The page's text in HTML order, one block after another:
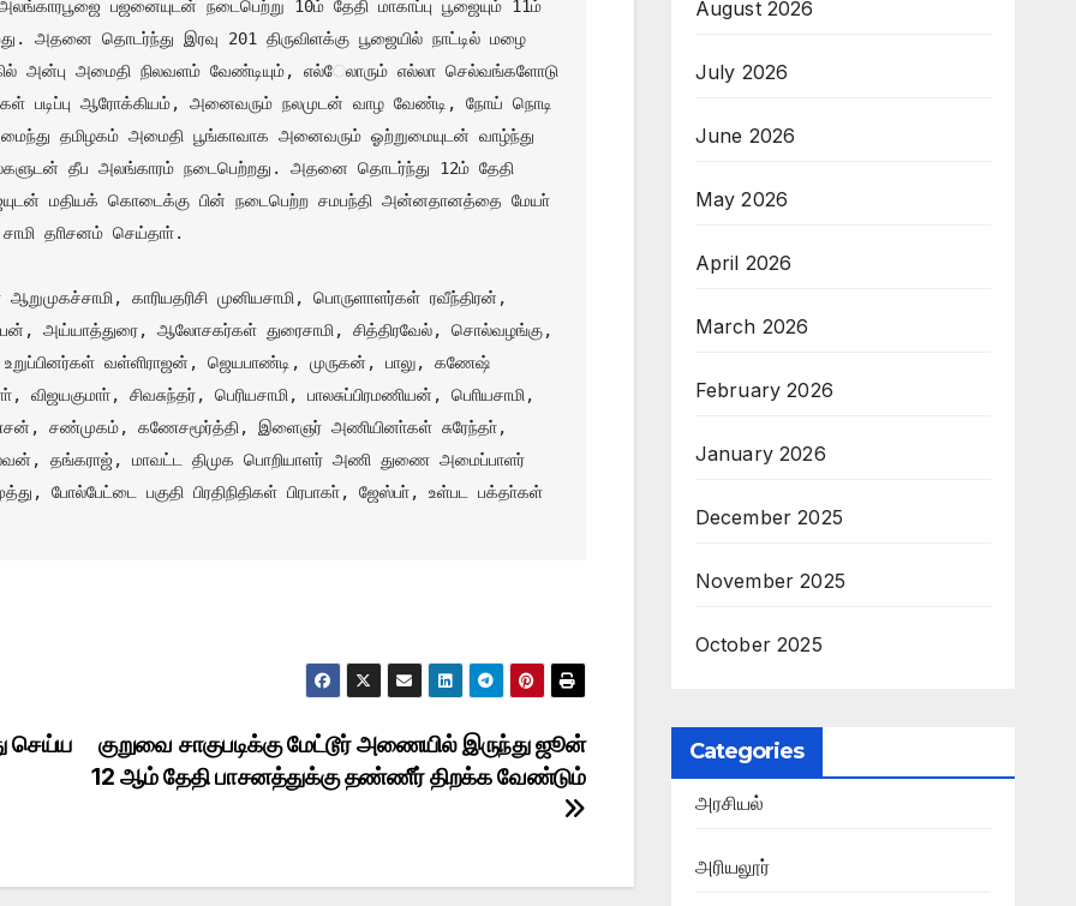
பஜனையுடன் நடைபெற்று 10ம் தேதி மாகாப்பு பூஜையும் 11ம்
அதனை தொடர்ந்து இரவு 201 திருவிளக்கு பூஜையில் நாட்டில் மழை
அன்பு அமைதி நிலவளம் வேண்டியும், எல்ேலாரும் எல்லா செல்வங்களோடு
படிப்பு ஆரோக்கியம், அனைவரும் நலமுடன் வாழ வேண்டி, நோய் நொடி
தமிழகம் அமைதி பூங்காவாக அனைவரும் ஓற்றுமையுடன் வாழ்ந்து
தீப அலங்காரம் நடைபெற்றது. அதனை தொடர்ந்து 12ம் தேதி
மதியக் கொடைக்கு பின் நடைபெற்ற சமபந்தி அன்னதானத்தை மேயா்
தாிசனம் செய்தாா்.
காரியதரிசி முனியசாமி, பொருளாளர்கள் ரவீந்திரன்,
அய்யாத்துரை, ஆலோசகர்கள் துரைசாமி, சித்திரவேல், சொல்வழங்கு,
உறுப்பினர்கள் வள்ளிராஜன், ஜெயபாண்டி, முருகன், பாலு, கணேஷ்
விஜயகுமாா், சிவசுந்தர், பெரியசாமி, பாலசுப்பிரமணியன், பொியசாமி,
சண்முகம், கணேசமூர்த்தி, இளைஞர் அணியினா்கள் சுரேந்தா்,
தங்கராஜ், மாவட்ட திமுக பொறியாளர் அணி துணை அமைப்பாளர்
போல்பேட்டை பகுதி பிரதிநிதிகள் பிரபாகா், ஜேஸ்பா், உள்பட பக்தா்கள்
குறுவை சாகுபடிக்கு மேட்டூர் அணையில் இருந்து ஜூன்
12 ஆம் தேதி பாசனத்துக்கு தண்ணீர் திறக்க வேண்டும்
செய்ய
August 2026
July 2026
June 2026
May 2026
April 2026
March 2026
February 2026
January 2026
December 2025
November 2025
October 2025
Categories
அரசியல்
அரியலூர்